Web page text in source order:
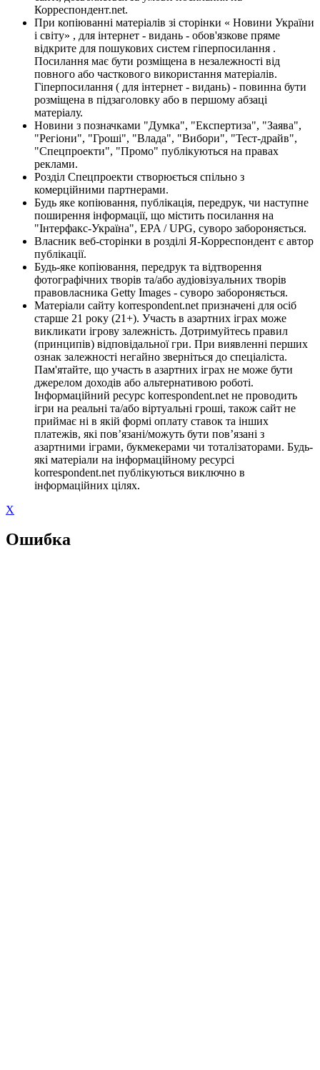
Корреспондент.net.
При копіюванні матеріалів зі сторінки « Новини України
і світу» , для інтернет - видань - обов'язкове пряме
відкрите для пошукових систем гіперпосилання .
Посилання має бути розміщена в незалежності від
повного або часткового використання матеріалів.
Гіперпосилання ( для інтернет - видань) - повинна бути
розміщена в підзаголовку або в першому абзаці
матеріалу.
Новини з позначками "Думка", "Експертиза", "Заява",
"Регіони", "Гроші", "Влада", "Вибори", "Тест-драйв",
"Спецпроекти", "Промо" публікуються на правах
реклами.
Розділ Спецпроекти створюється спільно з
комерційними партнерами.
Будь яке копіювання, публікація, передрук, чи наступне
поширення інформації, що містить посилання на
"Інтерфакс-Україна", EPA / UPG, суворо забороняється.
Власник веб-сторінки в розділі Я-Корреспондент є автор
публікації.
Будь-яке копіювання, передрук та відтворення
фотографічних творів та/або аудіовізуальних творів
правовласника Getty Images - суворо забороняється.
Матеріали сайту korrespondent.net призначені для осіб
старше 21 року (21+). Участь в азартних іграх може
викликати ігрову залежність. Дотримуйтесь правил
(принципів) відповідальної гри. При виявленні перших
ознак залежності негайно зверніться до спеціаліста.
Пам'ятайте, що участь в азартних іграх не може бути
джерелом доходів або альтернативою роботі.
Інформаційний ресурс korrespondent.net не проводить
ігри на реальні та/або віртуальні гроші, також сайт не
приймає ні в якій формі оплату ставок та інших
платежів, які пов’язані/можуть бути пов’язані з
азартними іграми, букмекерами чи тоталізаторами. Будь-
які матеріали на інформаційному ресурсі
korrespondent.net публікуються виключно в
інформаційних цілях.
X
Ошибка